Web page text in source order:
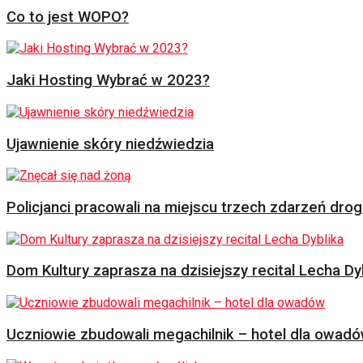
Co to jest WOPO?
Jaki Hosting Wybrać w 2023?
Ujawnienie skóry niedźwiedzia
Policjanci pracowali na miejscu trzech zdarzeń
Dom Kultury zaprasza na dzisiejszy recital Lecha
Uczniowie zbudowali megachilnik – hotel dla